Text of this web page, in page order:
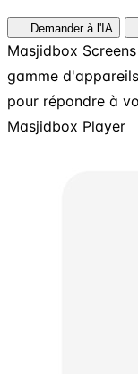
Demander à l'IA
Masjidbox
gamme
pour répondre à
Masjidbox Player